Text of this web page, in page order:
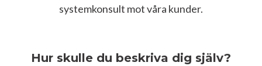
systemkonsult mot våra kunder.
Hur skulle du beskriva dig själv?